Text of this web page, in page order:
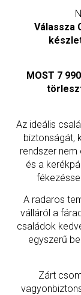
Válassza
MOST 7
Az ideális
biztonságát,
rendszer
és a
A radaros
válláról a
családok
egyszerű
Zárt